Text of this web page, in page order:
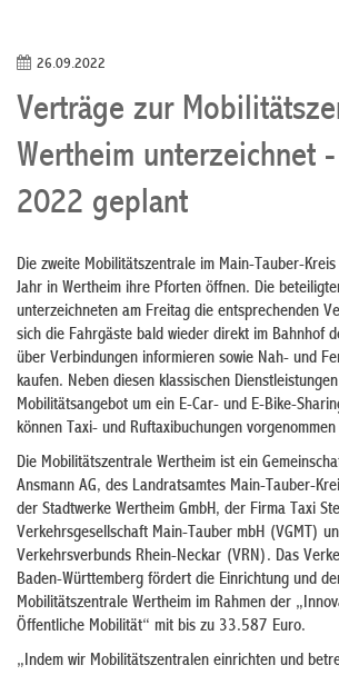
26.09.2022
Verträge zur
Wertheim unterzeichnet
2022 geplant
Die zweite Mobilitätszentrale im Main-Tauber-
Jahr in Wertheim ihre Pforten öffnen. Die
unterzeichneten am Freitag die entsprechenden
sich die Fahrgäste bald wieder direkt im Bahnhof
über Verbindungen informieren sowie Nah- und
kaufen. Neben diesen klassischen
Mobilitätsangebot um ein E-Car- und E-Bike-
können Taxi- und Ruftaxibuchungen
Die Mobilitätszentrale Wertheim ist ein
Ansmann AG, des Landratsamtes Main-Tauber-
der Stadtwerke Wertheim GmbH, der Firma Taxi
Verkehrsgesellschaft Main-Tauber mbH (VGMT)
Verkehrsverbunds Rhein-Neckar (VRN). Das
Baden-Württemberg fördert die Einrichtung und
Mobilitätszentrale Wertheim im Rahmen der
Öffentliche Mobilität“ mit bis zu 33.587 Euro.
„Indem wir Mobilitätszentralen einrichten und